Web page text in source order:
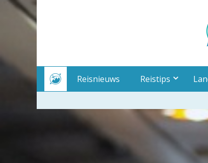
Meteen
Reisnieuws Reistips